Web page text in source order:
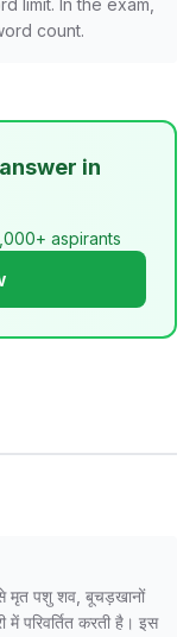
limit. In the exam,
count.
in
aspirants
मृत पशु शव, बूचड़खानों
में परिवर्तित करती है। इस